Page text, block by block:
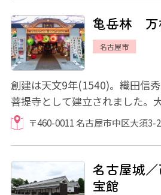
亀岳林 万
名古屋市
創建は天文9年(1540)。織田信
菩提寺として建立されました。
15年(1610)、名古屋城を築く際
〒460-0011 名古屋市中区大須3-
名古屋城
宝館